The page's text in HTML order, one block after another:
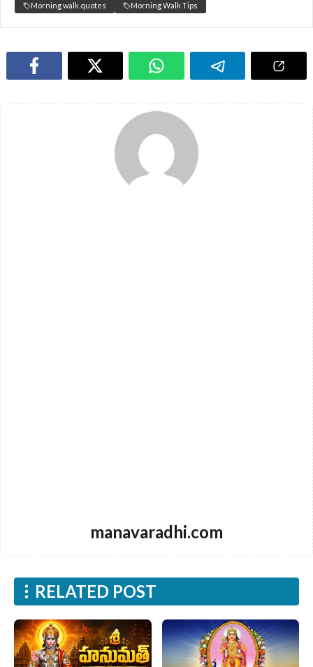
Morning walk quotes
Morning Walk Tips
manavaradhi.com
RELATED POST